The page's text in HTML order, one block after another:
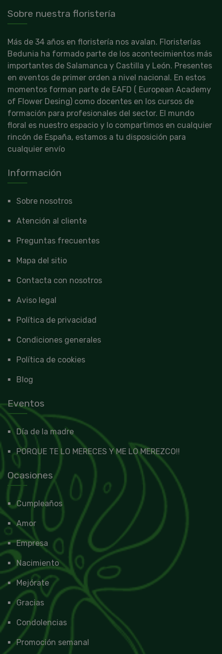
Sobre nuestra floristería
Más de 34 años en floristería nos avalan. Floristerías
Bedunia ha formado parte de los acontecimientos más
importantes de Salamanca y Castilla y León. Presentes
en eventos de primer orden a nivel nacional. En estos
momentos forman parte de EAFD ( European Academy
of Flower Desing) como docentes en los cursos de
formación para profesionales del sector. El mundo
floral es nuestro espacio y lo compartimos en cualquier
rincón de España, estamos a tu disposición para
cualquier envío
Información
Sobre nosotros
Atención al cliente
Preguntas frecuentes
Mapa del sitio
Contacta con nosotros
Aviso legal
Política de privacidad
Condiciones generales
Política de cookies
Blog
Eventos
Día de la madre
PORQUE TE LO MERECES Y ME LO MEREZCO!!
Ocasiones
Cumpleaños
Amor
Empresa
Nacimiento
Mejórate
Gracias
Condolencias
Promoción semanal